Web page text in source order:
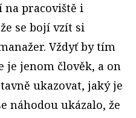
na pracoviště i
se bojí vzít si
Vždyť by tím
je jenom člověk, a on
ukazovat, jaký je
náhodou ukázalo, že